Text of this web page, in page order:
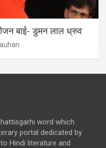
बाई- डुमन लाल ध्रुव
word which
portal dedicated by
Hindi literature and